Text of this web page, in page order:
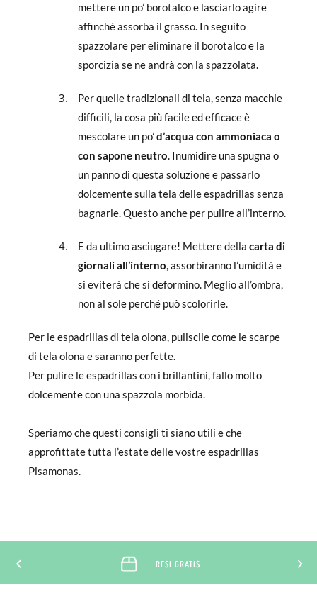
mettere un po’ borotalco e lasciarlo agire
affinché assorba il grasso. In seguito
spazzolare per eliminare il borotalco e la
sporcizia se ne andrà con la spazzolata.
Per quelle tradizionali di tela, senza macchie
difficili, la cosa più facile ed efficace è
mescolare un po’d’acqua con ammoniaca o
con sapone neutro. Inumidire una spugna o
un panno di questa soluzione e passarlo
dolcemente sulla tela delle espadrillas senza
bagnarle. Questo anche per pulire all’interno.
E da ultimo asciugare! Mettere della carta di
giornali all’interno, assorbiranno l’umidità e
si eviterà che si deformino. Meglio all’ombra,
non al sole perché può scolorirle.
Per le espadrillas di tela olona, puliscile come le scarpe
di tela olona e saranno perfette.
Per pulire le espadrillas con i brillantini, fallo molto
dolcemente con una spazzola morbida.
Speriamo che questi consigli ti siano utili e che
approfittate tutta l’estate delle vostre espadrillas
Pisamonas.
RESI GRATIS